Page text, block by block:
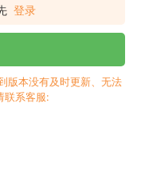
登录
版本没有及时更新、无法
联系客服: